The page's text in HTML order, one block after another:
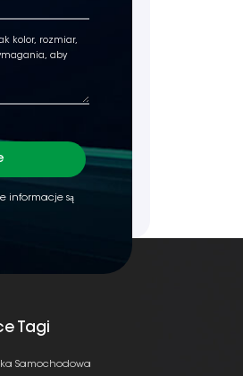
informacje są
Tagi
Samochodowa